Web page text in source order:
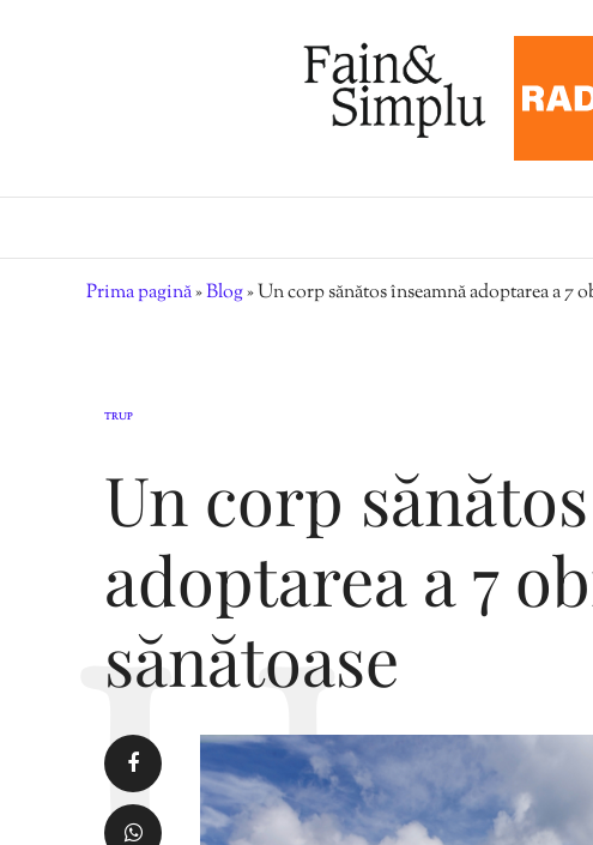
Prima pagină»Blog»Un corp sănătos înseamnă adoptarea a 7
TRUP
Un corp
adoptarea a 7
sănătoase